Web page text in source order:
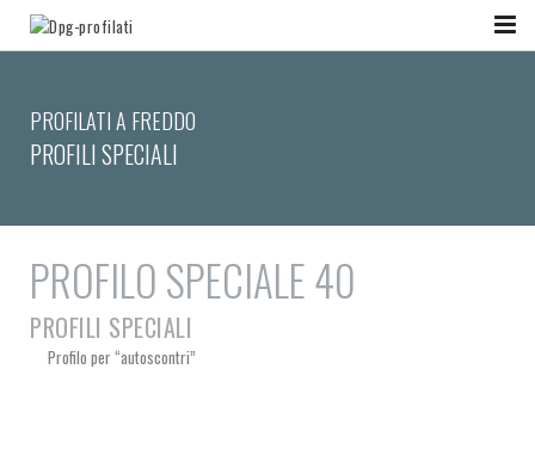
PROFILATI A FREDDO
PROFILI SPECIALI
PROFILO SPECIALE 40
PROFILI SPECIALI
Profilo per “autoscontri”